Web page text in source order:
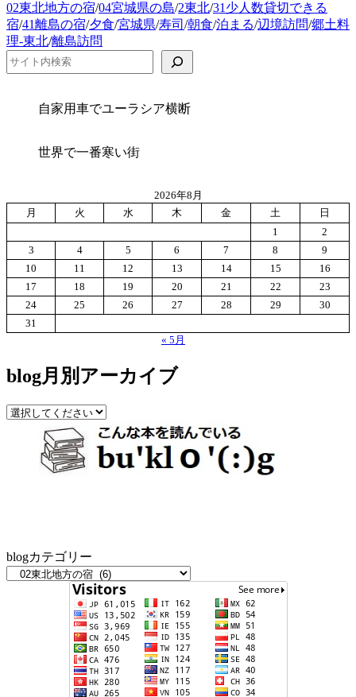
カ
テ
ゴ
リ
ー
02東北地方の宿/04宮城県の島/2東北/31少人数貸切できる
宿/41離島の宿/夕食/宮城県/寿司 /朝食/泊まる/辺境訪問/郷土料
理-東北/離島訪問
検索
自家用車でユーラシア横断
世界で一番寒い街
2026年8月
月
火 水 木 金 土
日
1
2
3
4 5 6 7 8
9
10
11 12 13 14 15
16
17
18 19 20 21 22
23
24
25 26 27 28 29
30
31
« 5月
blog月別アーカイブ
blogカテゴリー